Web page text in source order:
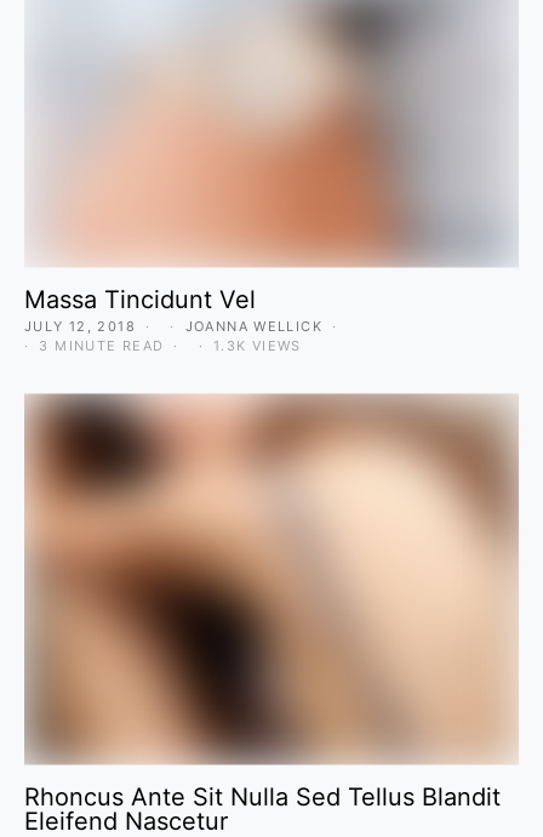
Massa Tincidunt Vel
JULY 12, 2018
JOANNA WELLICK
3 MINUTE READ
1.3K VIEWS
Rhoncus Ante Sit Nulla Sed Tellus Blandit
Eleifend Nascetur